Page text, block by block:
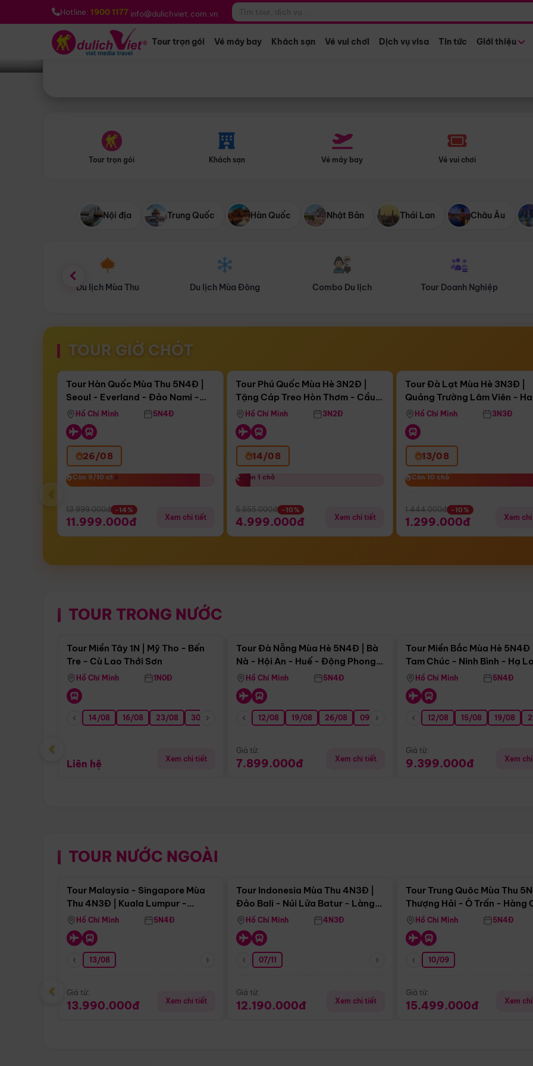
Hotline: 1900 1177 info@dulichviet.com.vn
Tour trọn gói Vé máy bay Khách sạn Vé vui chơi Dịch vụ visa Tin tức Giới thiệu
Bạn muốn đi đâu? *
Tour trọn gói Khách sạn Vé máy bay Vé vui chơi
Nội địa Trung Quốc Hàn Quốc Nhật Bản Thái Lan Châu Âu
Du lịch Mùa Đông Combo Du lịch Tour Doanh Nghiệp Du lịch Hành Hương
TOUR GIỜ CHÓT
Còn17 ngày 07:26:49
Bay Sun Phuquoc Airways
Điểm nổi bật
Tour Hàn Quốc Mùa Thu 5N4Đ |
Seoul - Everland - Đảo Nami -
Tháp Namsan (Bay Sun Phuquoc
Airways)
Hồ Chí Minh 5N4Đ
26/08
Còn 9/10 chỗ
Còn 9/10 chỗ
13.999.000đ -14%
11.999.000đ Xem chi tiết
Còn05 ngày 07:26:49
Tặng Cáp Treo Hòn Thơm
Tour Phú Quốc Mùa Hè 3N2Đ |
Tặng Cáp Treo Hòn Thơm - Cầu
Hôn - Công Viên Nước Aquatopia
Hồ Chí Minh 3N2Đ
14/08
Còn 1 chỗ
Còn 1 chỗ
5.555.000đ -10%
4.999.000đ Xem chi tiết
Còn04 ngày 07:26:49
Tour Đà Lạt Mùa Hè 3N3Đ |
Quảng Trường Lâm Viên -
Hill - Puppy Farm
Hồ Chí Minh 3N3Đ
13/08
Còn 10 chỗ
Còn 10 chỗ
1.444.000đ -10%
1.299.000đ Xem
‹
TOUR TRONG NƯỚC
Điểm nổi bật
Tour Miền Tây 1N | Mỹ Tho - Bến
Tre - Cù Lao Thới Sơn
Hồ Chí Minh 1N0Đ
14/08 16/08 23/08 30/08 06/09 13/09 20/09 27/09
Liên hệ Xem chi tiết
Tour Đà Nẵng Mùa Hè 5N4Đ | Bà
Nà - Hội An - Huế - Động Phong
NhaHồ Chí Minh 5N4Đ
12/08 19/08 26/08 09/09 16/09 23/09 30/09 07/10
Giá từ:
7.899.000đ Xem chi tiết
Tour Miền Bắc Mùa Hè 5N4Đ |
Tam Chúc - Ninh Bình - Hạ
Hồ Chí Minh 5N4Đ
12/08 15/08 19/08
Giá từ:
9.399.000đ Xem
‹
TOUR NƯỚC NGOÀI
Điểm nổi bật
Tour Malaysia - Singapore Mùa
Thu 4N3Đ | Kuala Lumpur -
Malacca - Johor Baru -
Singapore
Hồ Chí Minh 5N4Đ
13/08
Giá từ:
13.990.000đ Xem chi tiết
Tour Indonesia Mùa Thu 4N3Đ |
Đảo Bali - Núi Lửa Batur - Làng
Penglipuran
Hồ Chí Minh 4N3Đ
07/11
Giá từ:
12.190.000đ Xem chi tiết
Tour Trung Quôc Mùa Thu
Thượng Hải - Ô Trấn - Hàng
(Tour Không Shopping)
Hồ Chí Minh 5N4Đ
10/09
Giá từ:
15.499.000đ Xem
‹